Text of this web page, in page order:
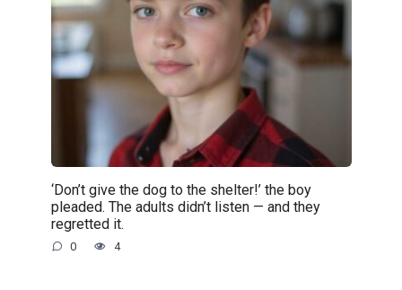
‘Don’t give the dog to the shelter!’ the boy
pleaded. The adults didn’t listen — and they
regretted it.
0 4